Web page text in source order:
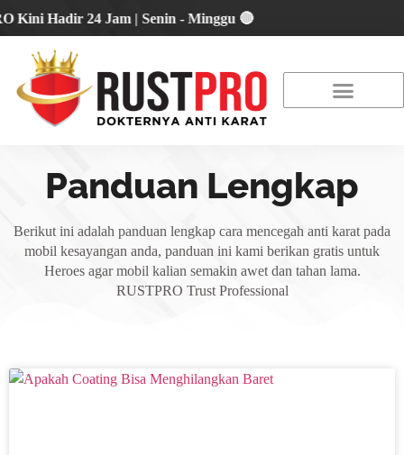
Kini Hadir 24 Jam | Senin - Minggu 🔴
Panduan Lengkap
Berikut ini adalah panduan lengkap cara mencegah anti karat pada
mobil kesayangan anda, panduan ini kami berikan gratis untuk
Heroes agar mobil kalian semakin awet dan tahan lama.
RUSTPRO Trust Professional